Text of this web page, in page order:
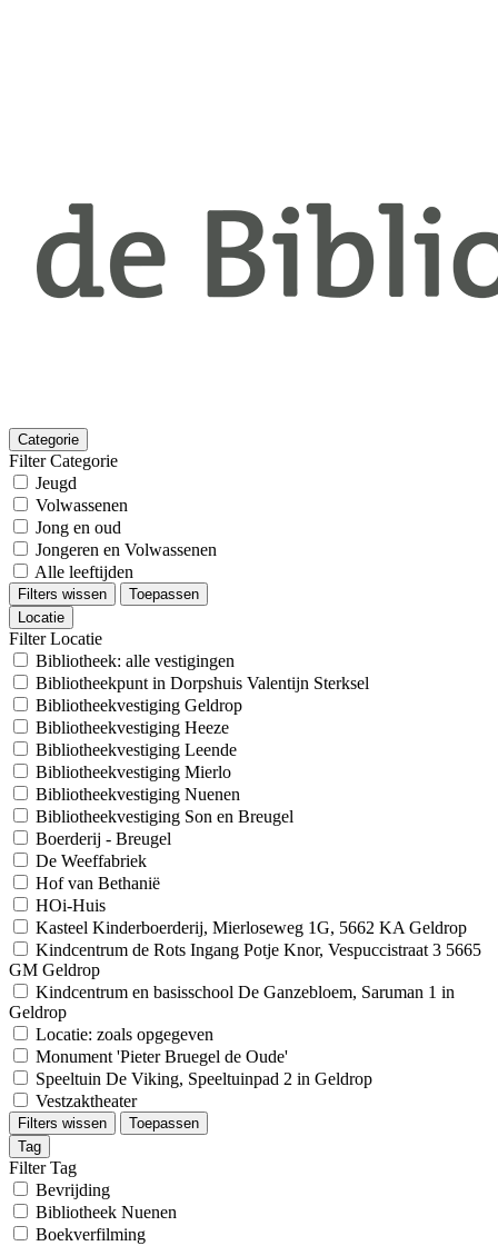
Categorie
Filter Categorie
Jeugd
Volwassenen
Jong en oud
Jongeren en Volwassenen
Alle leeftijden
Filters wissen
Toepassen
Locatie
Filter Locatie
Bibliotheek: alle vestigingen
Bibliotheekpunt in Dorpshuis Valentijn Sterksel
Bibliotheekvestiging Geldrop
Bibliotheekvestiging Heeze
Bibliotheekvestiging Leende
Bibliotheekvestiging Mierlo
Bibliotheekvestiging Nuenen
Bibliotheekvestiging Son en Breugel
Boerderij - Breugel
De Weeffabriek
Hof van Bethanië
HOi-Huis
Kasteel Kinderboerderij, Mierloseweg 1G, 5662 KA Geldrop
Kindcentrum de Rots Ingang Potje Knor, Vespuccistraat 3 5665
GM Geldrop
Kindcentrum en basisschool De Ganzebloem, Saruman 1 in
Geldrop
Locatie: zoals opgegeven
Monument 'Pieter Bruegel de Oude'
Speeltuin De Viking, Speeltuinpad 2 in Geldrop
Vestzaktheater
Filters wissen
Toepassen
Tag
Filter Tag
Bevrijding
Bibliotheek Nuenen
Boekverfilming